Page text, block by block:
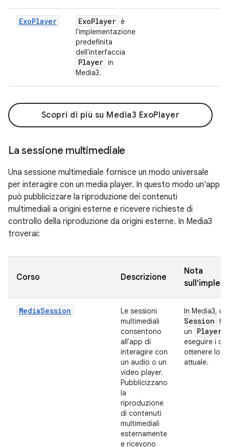
ExoPlayer ExoPlayer è
l'implementazione
predefinita
dell'interfaccia
Player in
Media3.
Scopri di più su Media3 ExoPlayer
La sessione multimediale
Una sessione multimediale fornisce un modo universale
per interagire con un media player. In questo modo un'app
può pubblicizzare la riproduzione dei contenuti
multimediali a origini esterne e ricevere richieste di
controllo della riproduzione da origini esterne. In Media3
troverai:
Corso Descrizione
Nota
MediaSession
Le sessioni
multimediali
consentono
all'app di
interagire con
un audio o un
video player.
Pubblicizzano
la
riproduzione
di contenuti
multimediali
esternamente
e ricevono
In Media3, un
Session
un
Player
eseguire i
ottenere lo
attuale.